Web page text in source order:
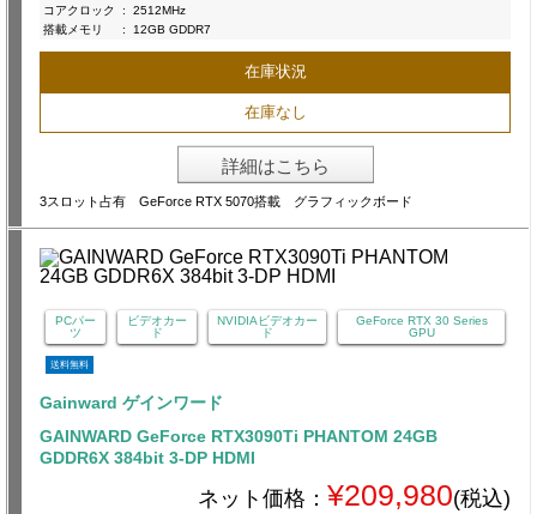
コアクロック
:
2512MHz
搭載メモリ
: 12GB GDDR7
在庫状況
在庫なし
詳細はこちら
3スロット占有 GeForce RTX 5070搭載 グラフィックボード
PCパー
ツ
ビデオカー
ド
NVIDIAビデオカー
ド
GeForce RTX 30 Series
GPU
送料無料
Gainward ゲインワード
GAINWARD GeForce RTX3090Ti PHANTOM 24GB
GDDR6X 384bit 3-DP HDMI
ネット価格： ¥209,980(税込)